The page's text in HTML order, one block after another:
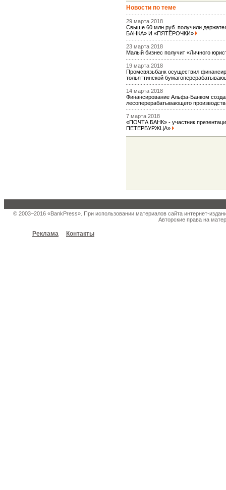
Новости по теме
29 марта 2018
Свыше 60 млн руб. получили
БАНКА» И «ПЯТЁРОЧКИ»
23 марта 2018
Малый бизнес получит «Личного
19 марта 2018
Промсвязьбанк осуществил
тольяттинской
14 марта 2018
Финансирование Альфа-Банком
лесоперерабатывающего
7 марта 2018
«ПОЧТА БАНК» - участник
ПЕТЕРБУРЖЦА»
© 2003–2016 «BankPress». При использовании материалов сайта интернет-
Авторские права на
Реклама Контакты